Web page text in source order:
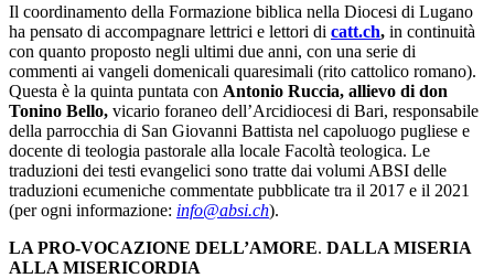
Il coordinamento della Formazione biblica nella Diocesi di Lugano
ha pensato di accompagnare lettrici e lettori di catt.ch, in continuità
con quanto proposto negli ultimi due anni, con una serie di
commenti ai vangeli domenicali quaresimali (rito cattolico romano).
Questa è la quinta puntata con Antonio Ruccia, allievo di don
Tonino Bello, vicario foraneo dell’Arcidiocesi di Bari, responsabile
della parrocchia di San Giovanni Battista nel capoluogo pugliese e
docente di teologia pastorale alla locale Facoltà teologica. Le
traduzioni dei testi evangelici sono tratte dai volumi ABSI delle
traduzioni ecumeniche commentate pubblicate tra il 2017 e il 2021
(per ogni informazione: info@absi.ch).
LA PRO-VOCAZIONE DELL’AMORE. DALLA MISERIA
ALLA MISERICORDIA